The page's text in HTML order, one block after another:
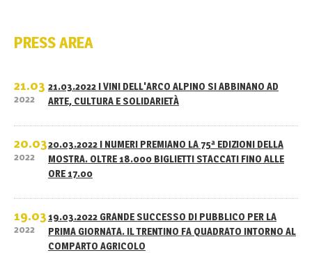
PRESS AREA
21.03
2022
21.03.2022 I VINI DELL'ARCO ALPINO SI ABBINANO AD
ARTE, CULTURA E SOLIDARIETÀ
20.03
2022
20.03.2022 I NUMERI PREMIANO LA 75ª EDIZIONI DELLA
MOSTRA. OLTRE 18.000 BIGLIETTI STACCATI FINO ALLE
ORE 17.00
19.03
2022
19.03.2022 GRANDE SUCCESSO DI PUBBLICO PER LA
PRIMA GIORNATA. IL TRENTINO FA QUADRATO INTORNO AL
COMPARTO AGRICOLO